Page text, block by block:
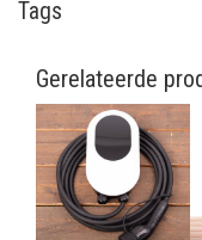
Tags
Gerelateerde